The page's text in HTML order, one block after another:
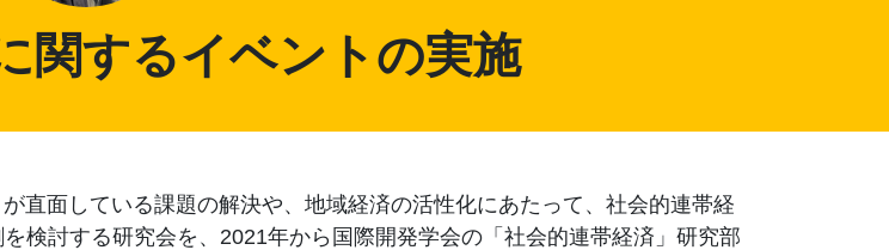
関するイベントの実施
直面している課題の解決や、地域経済の活性化にあたって、社会的連帯経
検討する研究会を、2021年から国際開発学会の「社会的連帯経済」研究部